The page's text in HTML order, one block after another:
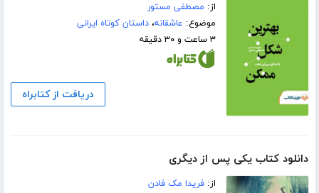
از: مصطفی مستور
موضوع: عاشقانه،داستان کوتاه ایرانی
۳ ساعت و ۳۰ دقیقه
دریافت از کتابراه
دانلود کتاب یکی پس از دیگری
از:فریدا مک فادن